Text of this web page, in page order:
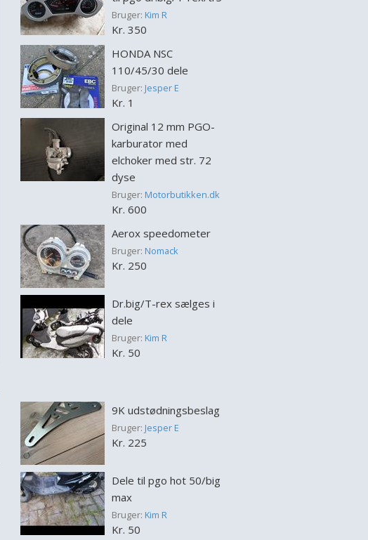
Bruger: Kim R
Kr. 350
HONDA NSC
110/45/30 dele
Bruger: Jesper E
Kr. 1
Original 12 mm PGO-
karburator med
elchoker med str. 72
dyse
Bruger: Motorbutikken.dk
Kr. 600
Aerox speedometer
Bruger: Nomack
Kr. 250
Dr.big/T-rex sælges i
dele
Bruger: Kim R
Kr. 50
9K udstødningsbeslag
Bruger: Jesper E
Kr. 225
Dele til pgo hot 50/big
max
Bruger: Kim R
Kr. 50